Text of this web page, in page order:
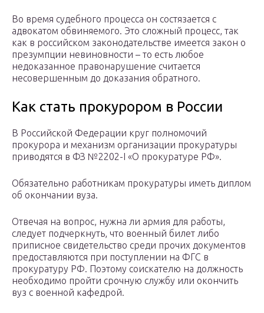
Во время судебного процесса он состязается с
адвокатом обвиняемого. Это сложный процесс, так
как в российском законодательстве имеется закон о
презумпции невиновности – то есть любое
недоказанное правонарушение считается
несовершенным до доказания обратного.
Как стать прокурором в России
В Российской Федерации круг полномочий
прокурора и механизм организации прокуратуры
приводятся в ФЗ №2202-I «О прокуратуре РФ».
Обязательно работникам прокуратуры иметь диплом
об окончании вуза.
Отвечая на вопрос, нужна ли армия для работы,
следует подчеркнуть, что военный билет либо
приписное свидетельство среди прочих документов
предоставляются при поступлении на ФГС в
прокуратуру РФ. Поэтому соискателю на должность
необходимо пройти срочную службу или окончить
вуз с военной кафедрой.